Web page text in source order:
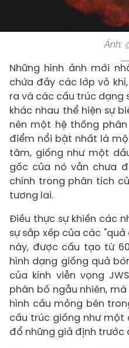
Ảnh:
Những hình ảnh mới
chứa đầy các lớp vỏ
ra và các cấu trúc dạng
khác nhau thể hiện sự
nên một hệ thống
điểm nổi bật nhất là
tâm, giống như một
gốc của nó vẫn chưa
chính trong phân tích
tương lai.
Điều thực sự khiến các
sự sắp xếp của các "quả
này, được cấu tạo từ
hình dạng giống quả
của kính viễn vọng
phân bố ngẫu nhiên,
hình cầu mỏng bên
cấu trúc giống như một
đổ những giả định trước